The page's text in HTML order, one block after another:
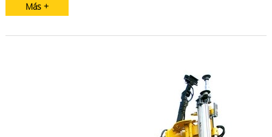
Más +